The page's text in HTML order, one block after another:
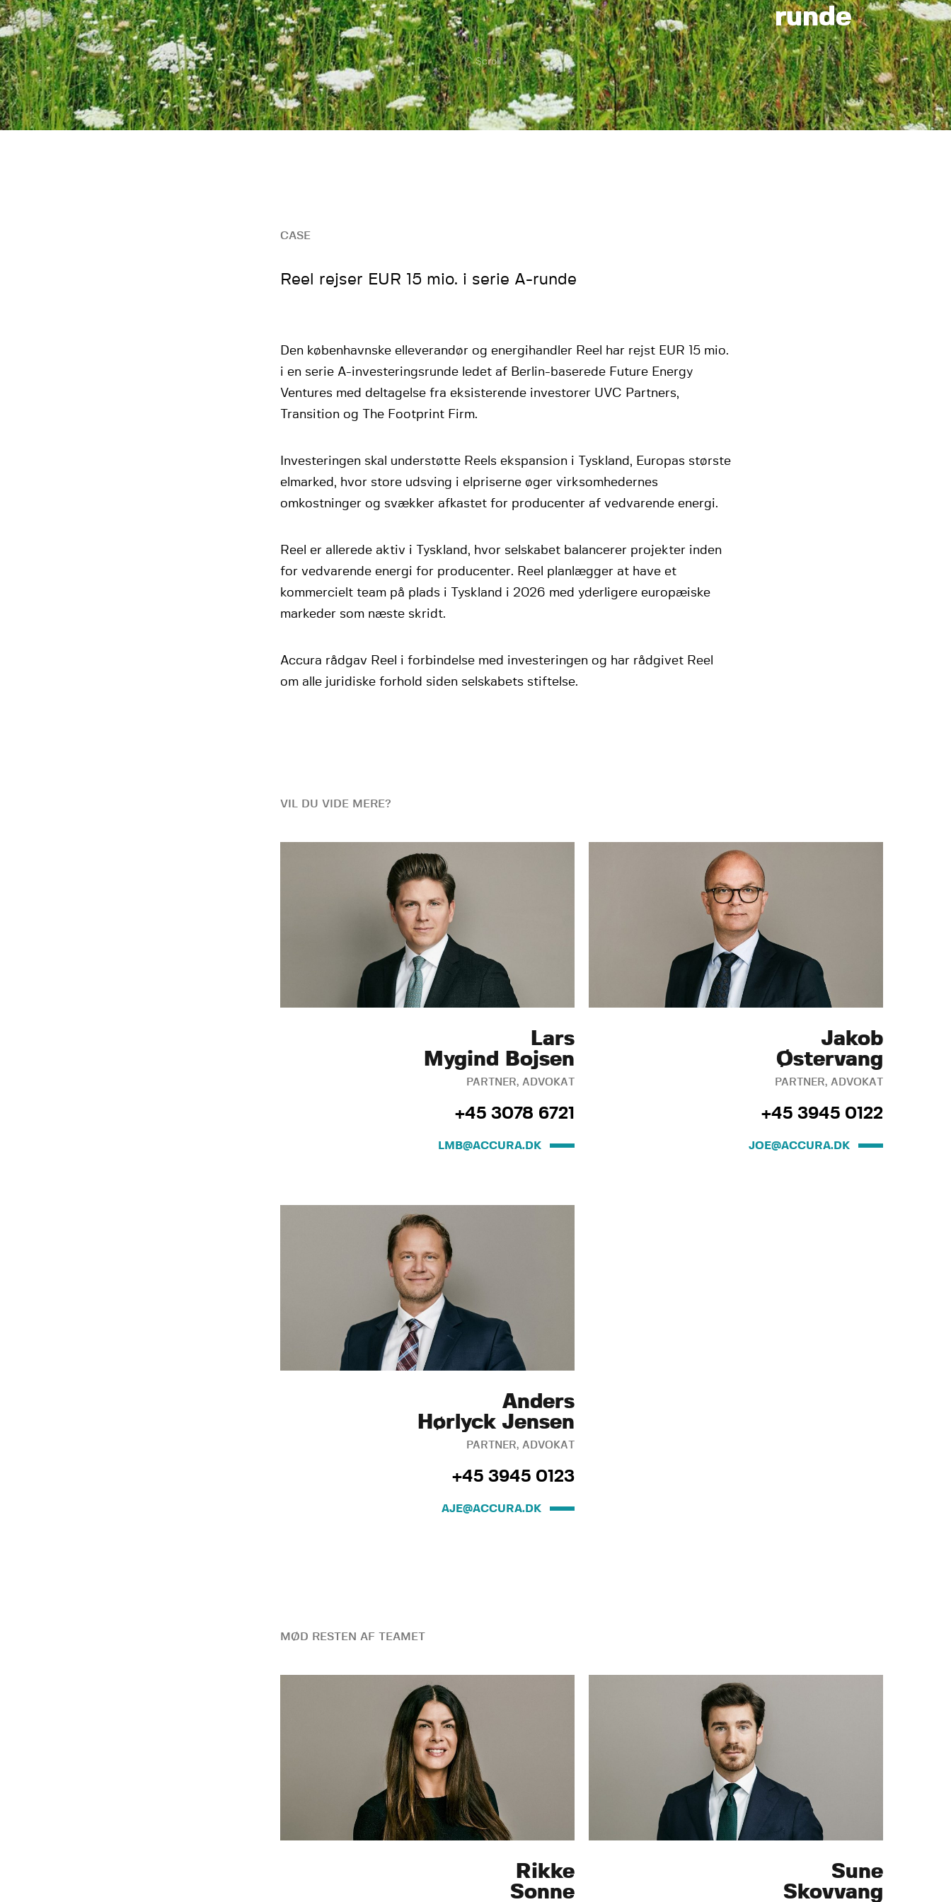
runde
Scroll
CASE
Reel rejser EUR 15 mio. i serie A-runde
Den københavnske elleverandør og energihandler Reel har rejst EUR 15 mio.
i en serie A-investeringsrunde ledet af Berlin-baserede Future Energy
Ventures med deltagelse fra eksisterende investorer UVC Partners,
Transition og The Footprint Firm.
Investeringen skal understøtte Reels ekspansion i Tyskland, Europas største
elmarked, hvor store udsving i elpriserne øger virksomhedernes
omkostninger og svækker afkastet for producenter af vedvarende energi.
Reel er allerede aktiv i Tyskland, hvor selskabet balancerer projekter inden
for vedvarende energi for producenter. Reel planlægger at have et
kommercielt team på plads i Tyskland i 2026 med yderligere europæiske
markeder som næste skridt.
Accura rådgav Reel i forbindelse med investeringen og har rådgivet Reel
om alle juridiske forhold siden selskabets stiftelse.
VIL DU VIDE MERE?
Lars
Mygind Bojsen
PARTNER, ADVOKAT
+45 3078 6721
LMB@ACCURA.DK
Jakob
Østervang
PARTNER, ADVOKAT
+45 3945 0122
JOE@ACCURA.DK
Anders
Hørlyck Jensen
PARTNER, ADVOKAT
+45 3945 0123
AJE@ACCURA.DK
MØD RESTEN AF TEAMET
Rikke
Sonne
Sune
Skovvang